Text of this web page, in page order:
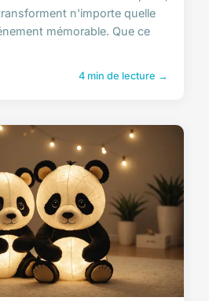
n'importe quelle
mémorable. Que ce
4 min de lecture →